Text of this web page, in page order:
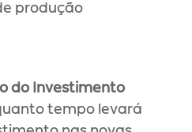
produção
do Investimento
tempo levará